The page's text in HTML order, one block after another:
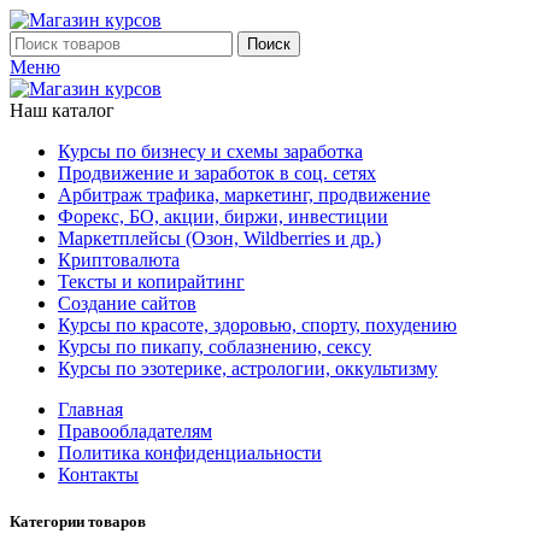
Поиск
Меню
Наш каталог
Курсы по бизнесу и схемы заработка
Продвижение и заработок в соц. сетях
Арбитраж трафика, маркетинг, продвижение
Форекс, БО, акции, биржи, инвестиции
Маркетплейсы (Озон, Wildberries и др.)
Криптовалюта
Тексты и копирайтинг
Создание сайтов
Курсы по красоте, здоровью, спорту, похудению
Курсы по пикапу, соблазнению, сексу
Курсы по эзотерике, астрологии, оккультизму
Главная
Правообладателям
Политика конфиденциальности
Контакты
Категории товаров